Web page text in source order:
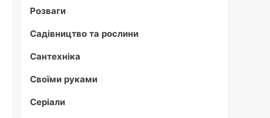
Розваги
Садівництво та рослини
Сантехніка
Своїми руками
Серіали